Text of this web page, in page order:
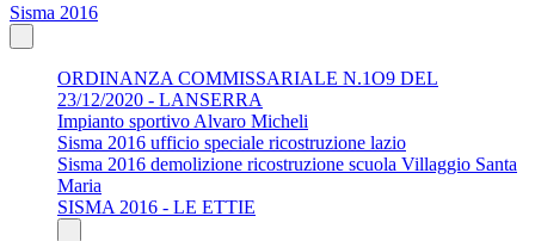
Sisma 2016
ORDINANZA COMMISSARIALE N.1O9 DEL
23/12/2020 - LANSERRA
Impianto sportivo Alvaro Micheli
Sisma 2016 ufficio speciale ricostruzione lazio
Sisma 2016 demolizione ricostruzione scuola Villaggio Santa
Maria
SISMA 2016 - LE ETTIE